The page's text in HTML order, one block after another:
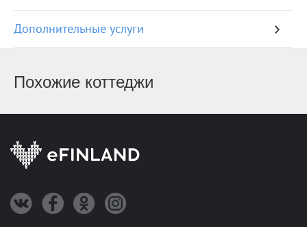
Дополнительные услуги
Похожие коттеджи